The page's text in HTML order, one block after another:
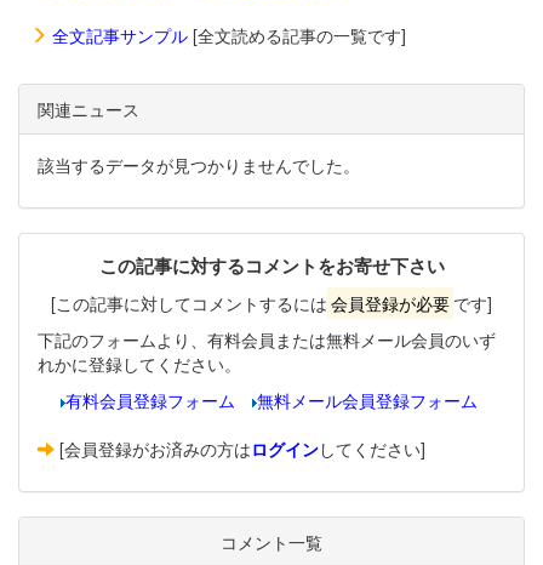
全文記事サンプル [全文読める記事の一覧です]
関連ニュース
該当するデータが見つかりませんでした。
この記事に対するコメントをお寄せ下さい
[この記事に対してコメントするには 会員登録が必要 です]
下記のフォームより、有料会員または無料メール会員のいず
れかに登録してください。
有料会員登録フォーム
無料メール会員登録フォーム
[会員登録がお済みの方はログインしてください]
コメント一覧